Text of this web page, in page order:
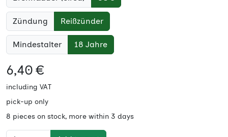
Zündung Reißzünder
Mindestalter 18 Jahre
6,40 €
including VAT
pick-up only
8 pieces on stock, more within 3 days